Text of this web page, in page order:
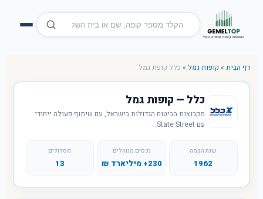
דף הבית » קופות גמל » כלל קופת גמל
כלל — קופות גמל
מקבוצות הביטוח הגדולות בישראל, עם שיתוף פעולה ייחודי
עם State Street.
שנת הקמה
1962
נכסים מנוהלים
230+ מיליארד ₪
מסלולים
13